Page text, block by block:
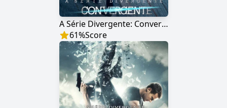
A Série Divergente: Convergente
61%Score